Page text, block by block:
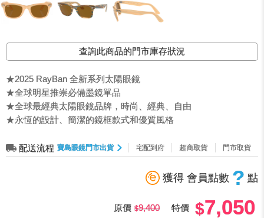
查詢此商品的門市庫存狀況
★2025 RayBan 全新系列太陽眼鏡
★全球明星推崇必備墨鏡單品
★全球最經典太陽眼鏡品牌，時尚、經典、自由
★永恆的設計、簡潔的鏡框款式和優質風格
配送流程 寶島眼鏡門市出貨 宅配到府 超商取貨 門市取貨
獲得 會員點數 ? 點
原價 9,400 特價 7,050